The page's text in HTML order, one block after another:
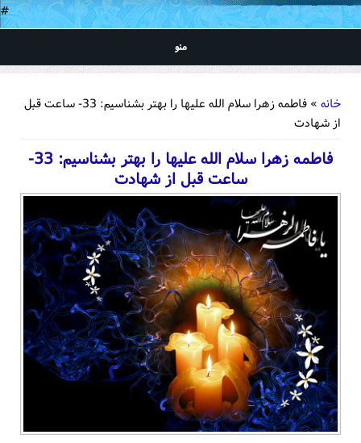
#
منو
خانه
» فاطمه زهرا سلام الله علیها را بهتر بشناسیم: 33- ساعت قبل
از شهادت
فاطمه زهرا سلام الله علیها را بهتر بشناسیم: 33-
ساعت قبل از شهادت